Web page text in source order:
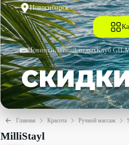
Новосибирск
НовинкиЛетний отдыхКлуб
Главная Красота Ручной массаж
SPA-программа «Медовый рай» со
MilliStayl